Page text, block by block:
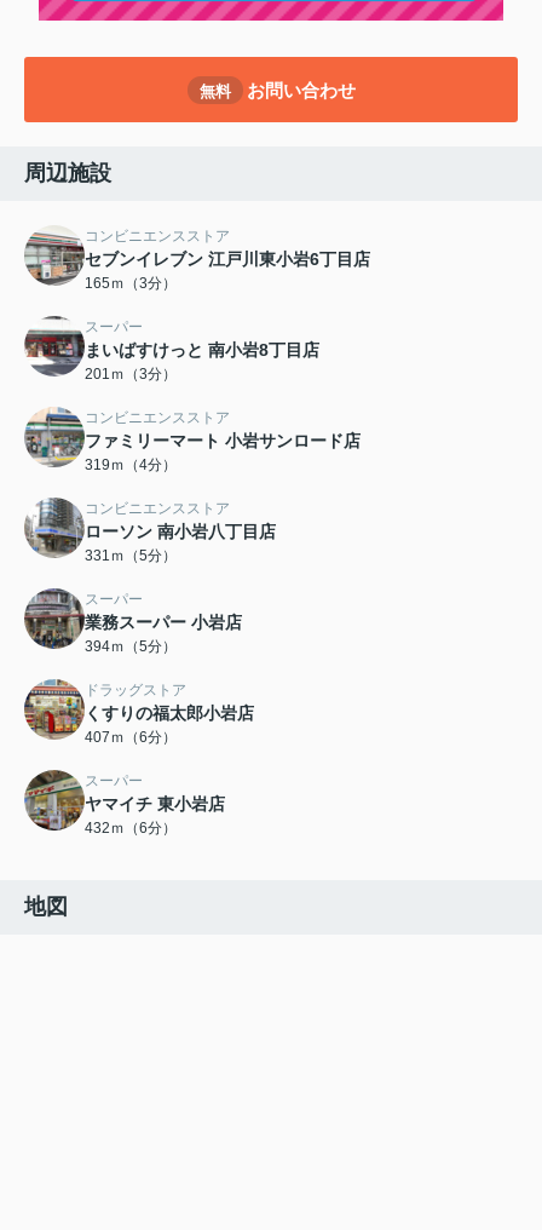
無料 お問い合わせ
周辺施設
コンビニエンスストア
セブンイレブン 江戸川東小岩6丁目店
165ｍ（3分）
スーパー
まいばすけっと 南小岩8丁目店
201ｍ（3分）
コンビニエンスストア
ファミリーマート 小岩サンロード店
319ｍ（4分）
コンビニエンスストア
ローソン 南小岩八丁目店
331ｍ（5分）
スーパー
業務スーパー 小岩店
394ｍ（5分）
ドラッグストア
くすりの福太郎小岩店
407ｍ（6分）
スーパー
ヤマイチ 東小岩店
432ｍ（6分）
地図